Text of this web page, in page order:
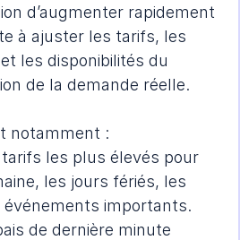
d’augmenter rapidement
à ajuster les tarifs, les
les disponibilités du
de la demande réelle.
notamment :
les plus élevés pour
les jours fériés, les
importants.
de dernière minute